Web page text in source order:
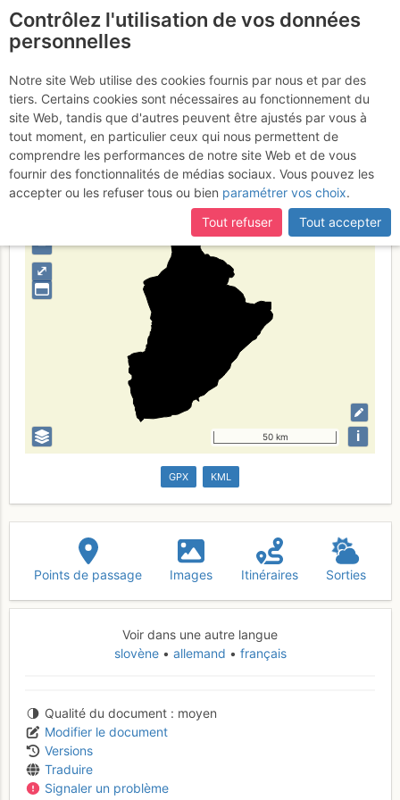
Grigioni centrali
Type de région massif
⤢
–
50 km i
GPX KML
Points de passage Images Itinéraires Sorties
Voir dans une autre langue
slovène
allemand français
Qualité du document
moyen
Modifier le document
Versions
Traduire
Signaler un problème
Contrôlez l'utilisation de vos données
personnelles
Notre site Web utilise des cookies fournis par nous et par des
tiers. Certains cookies sont nécessaires au fonctionnement du
site Web, tandis que d'autres peuvent être ajustés par vous à
tout moment, en particulier ceux qui nous permettent de
comprendre les performances de notre site Web et de vous
fournir des fonctionnalités de médias sociaux. Vous pouvez les
accepter ou les refuser tous ou bien paramétrer vos choix.
Tout refuser
Tout accepter